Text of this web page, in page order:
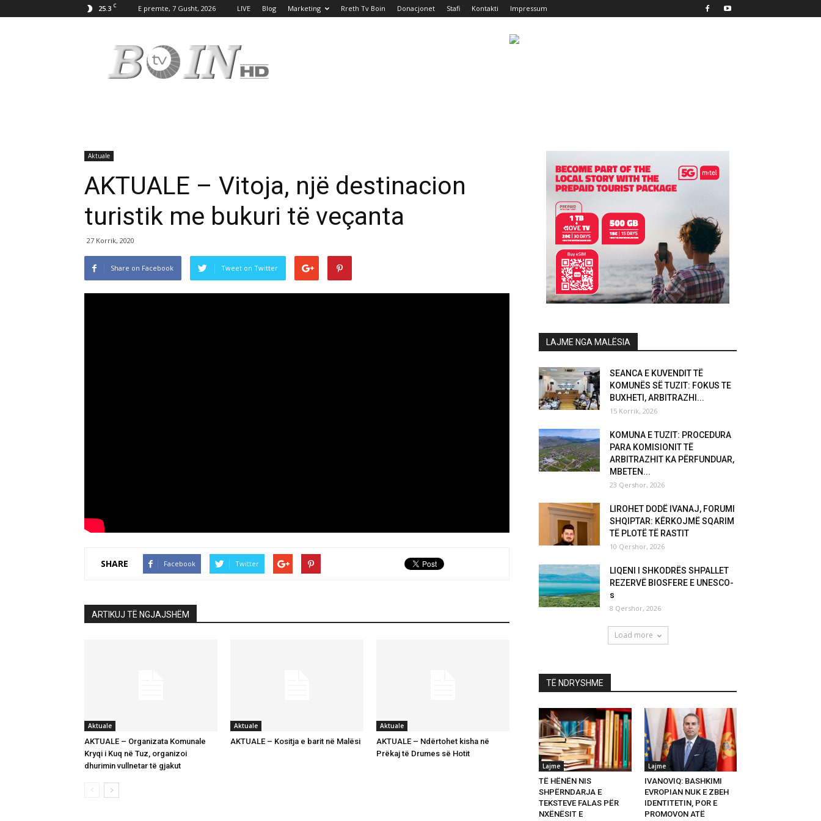
25.3 C E premte, 7 Gusht, 2026 LIVE Blog Marketing Rreth Tv Boin Donacjonet Stafi Kontakti Impressum
Boin
Aktuale
AKTUALE – Vitoja, një destinacion
turistik me bukuri të veçanta
27 Korrik, 2020
Share on Facebook Tweet on Twitter
SHARE Facebook Twitter
ARTIKUJ TË NGJAJSHËM
Aktuale
AKTUALE – Organizata Komunale
Kryqi i Kuq në Tuz, organizoi
dhurimin vullnetar të gjakut
Aktuale
AKTUALE – Kositja e barit në Malësi
Aktuale
AKTUALE – Ndërtohet kisha në
Prëkaj të Drumes së Hotit
LAJME NGA MALËSIA
SEANCA E KUVENDIT TË
KOMUNËS SË TUZIT: FOKUS TE
BUXHETI, ARBITRAZHI...
15 Korrik, 2026
KOMUNA E TUZIT: PROCEDURA
PARA KOMISIONIT TË
ARBITRAZHIT KA PËRFUNDUAR,
MBETEN...
23 Qershor, 2026
LIROHET DODË IVANAJ, FORUMI
SHQIPTAR: KËRKOJMË SQARIM
TË PLOTË TË RASTIT
10 Qershor, 2026
LIQENI I SHKODRËS SHPALLET
REZERVË BIOSFERE E UNESCO-
s
8 Qershor, 2026
Load more
TË NDRYSHME
Lajme
TË HËNËN NIS
SHPËRNDARJA E
TEKSTEVE FALAS PËR
NXËNËSIT E
Lajme
IVANOVIQ: BASHKIMI
EVROPIAN NUK E ZBEH
IDENTITETIN, POR E
PROMOVON ATË